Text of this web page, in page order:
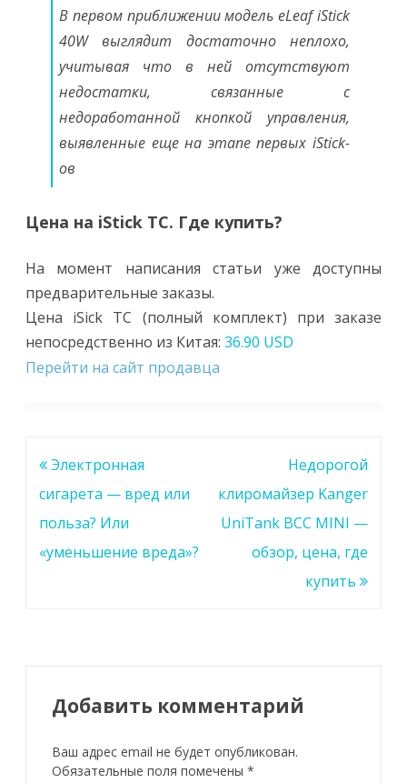
В первом приближении модель eLeaf iStick
40W выглядит достаточно неплохо,
учитывая что в ней отсутствуют
недостатки, связанные с
недоработанной кнопкой управления,
выявленные еще на этапе первых iStick-
ов
Цена на iStick TC. Где купить?
На момент написания статьи уже доступны
предварительные заказы.
Цена iSick TC (полный комплект) при заказе
непосредственно из Китая: 36.90 USD
Перейти на сайт продавца
Навигация
по
записям
Электронная
сигарета — вред или
польза? Или
«уменьшение вреда»?
Недорогой
клиромайзер Kanger
UniTank BCC MINI —
обзор, цена, где
купить
Добавить комментарий
Ваш адрес email не будет опубликован.
Обязательные поля помечены *